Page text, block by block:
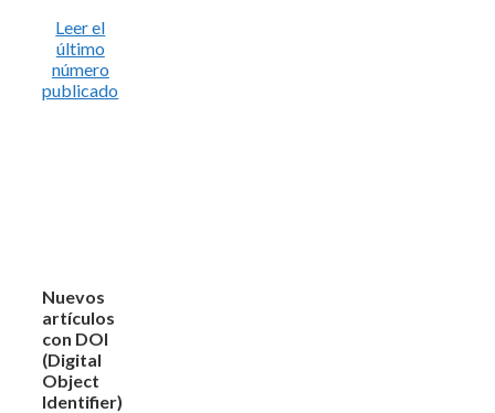
Leer el
último
número
publicado
Nuevos
artículos
con DOI
(Digital
Object
Identifier)